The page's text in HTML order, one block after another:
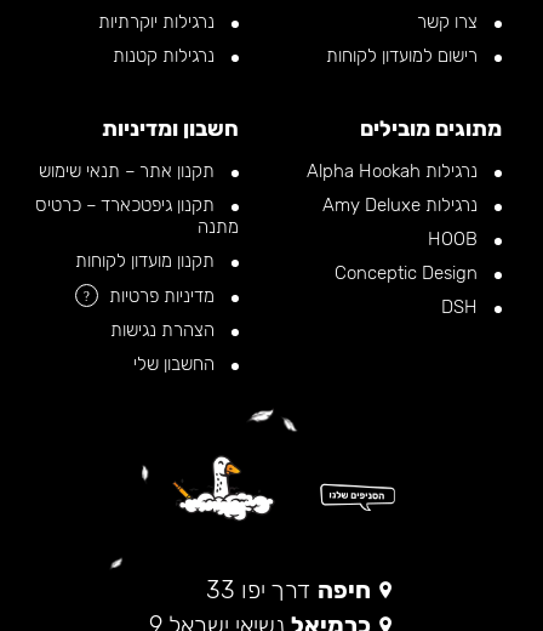
צרו קשר
רישום למועדון לקוחות
נרגילות יוקרתיות
נרגילות קטנות
מתוגים מובילים
נרגילות Alpha Hookah
נרגילות Amy Deluxe
חשבון ומדיניות
תקנון אתר – תנאי שימוש
תקנון גיפטכארד – כרטיס
מתנה
תקנון מועדון לקוחות
מדיניות פרטיות
?
הצהרת נגישות
החשבון שלי
חיפה דרך יפו 33
כרמיאל נשיאי ישראל 9